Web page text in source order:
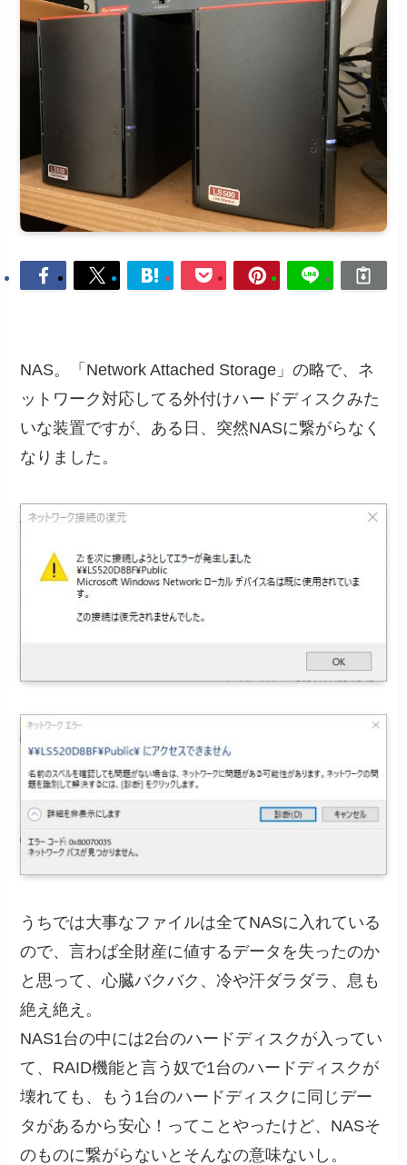
NAS。「Network Attached Storage」の略で、ネ
ットワーク対応してる外付けハードディスクみた
いな装置ですが、ある日、突然NASに繋がらなく
なりました。
うちでは大事なファイルは全てNASに入れている
ので、言わば全財産に値するデータを失ったのか
と思って、心臓バクバク、冷や汗ダラダラ、息も
絶え絶え。
NAS1台の中には2台のハードディスクが入ってい
て、RAID機能と言う奴で1台のハードディスクが
壊れても、もう1台のハードディスクに同じデー
タがあるから安心！ってことやったけど、NASそ
のものに繋がらないとそんなの意味ないし。